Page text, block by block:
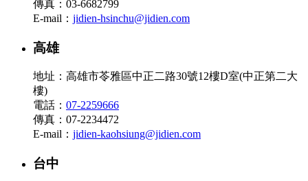
傳真：03-6682799
E-mail： jidien-hsinchu@jidien.com
高雄
地址：高雄市苓雅區中正二路30號12樓D室(中正第二大
樓)
電話： 07-2259666
傳真：07-2234472
E-mail： jidien-kaohsiung@jidien.com
台中